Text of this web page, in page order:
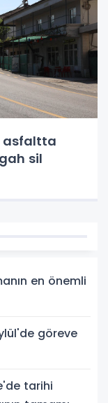
asfaltta
sil
en önemli
göreve
tarihi